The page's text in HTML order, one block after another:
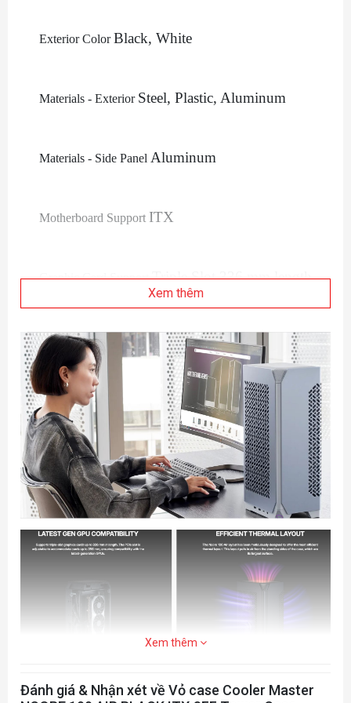
Exterior ColorBlack, White
Materials - Exterior Steel, Plastic, Aluminum
Materials - Side Panel Aluminum
Motherboard Support ITX
Graphic Card SupportTriple Slot 336 mm length
and 140 mm height (PCIe slot can be
Expansion Slots 2x PCIe Slot Mounting
Drive Bays - 2.5" SSD1
I/O Panel - USB Ports2x USB 3.2 Gen 1 Type-
A, 1x USB 3.2 Gen 2x2 Type-C
I/O Panel1x Audio Combo (Audio In / Out
3.5mm)
Xem thêm
Xem thêm
Đánh giá & Nhận xét về Vỏ case Cooler Master